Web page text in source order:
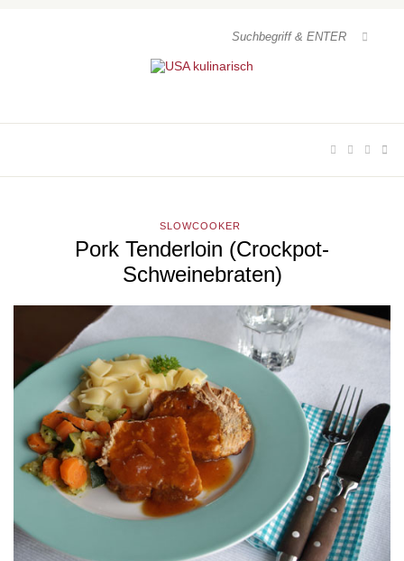
SLOWCOOKER
Pork Tenderloin (Crockpot-
Schweinebraten)